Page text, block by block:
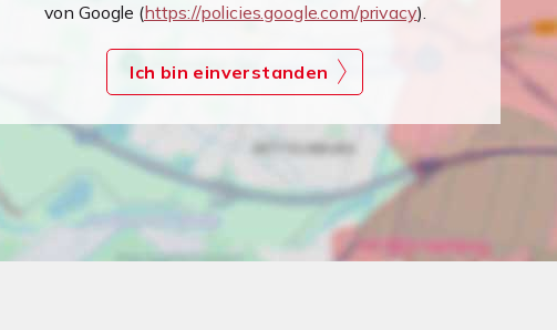
von Google (https://policies.google.com/privacy).
Ich bin einverstanden